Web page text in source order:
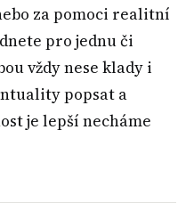
za pomoci realitní
pro jednu či
vždy nese klady i
popsat a
je lepší necháme